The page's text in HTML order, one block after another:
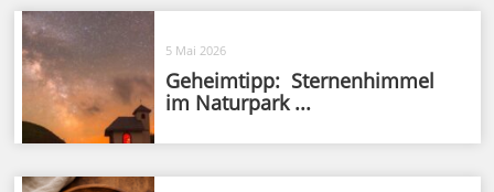
5 Mai 2026
Geheimtipp: Sternenhimmel
im Naturpark ...